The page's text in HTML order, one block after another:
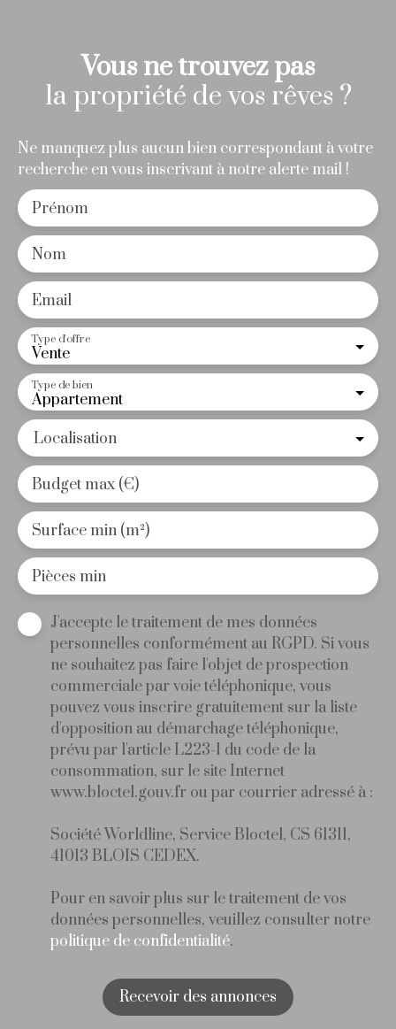
Vous ne trouvez pas
la propriété de vos rêves ?
Ne manquez plus aucun bien correspondant à votre
recherche en vous inscrivant à notre alerte mail !
Prénom
Nom
Email
Vente
Type d'offre
Appartement
Type de bien
Localisation
Budget max (€)
Surface min (m²)
Pièces min
J'accepte le traitement de mes données
personnelles conformément au RGPD. Si vous
ne souhaitez pas faire l'objet de prospection
commerciale par voie téléphonique, vous
pouvez vous inscrire gratuitement sur la liste
d'opposition au démarchage téléphonique,
prévu par l'article L223-1 du code de la
consommation, sur le site Internet
www.bloctel.gouv.fr ou par courrier adressé à :
Société Worldline, Service Bloctel, CS 61311,
41013 BLOIS CEDEX.
Pour en savoir plus sur le traitement de vos
données personnelles, veuillez consulter notre
politique de confidentialité.
Recevoir des annonces